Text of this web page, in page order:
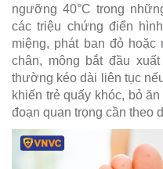
ngưỡng 40°C trong
các triệu chứng điển
miệng, phát ban đỏ
chân, mông bắt đầu
thường kéo dài liên tục
khiến trẻ quấy khóc, bỏ
đoạn quan trọng cần theo